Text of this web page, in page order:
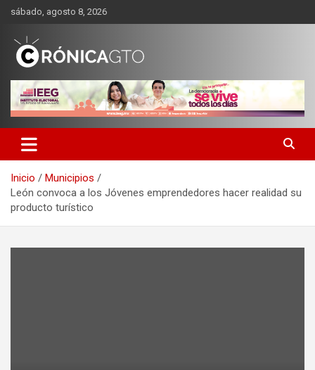
Saltar
contenido
sábado, agosto 8, 2026
CRONICA GUANAJUATO
Inicio
Municipios
León convoca a los Jóvenes emprendedores hacer realidad su
producto turístico